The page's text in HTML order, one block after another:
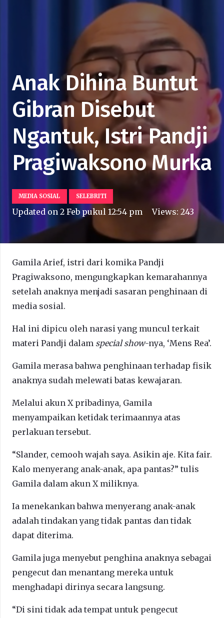
Anak Dihina Buntut
Gibran Disebut
Ngantuk, Istri Pandji
Pragiwaksono Murka
MEDIA SOSIAL SELEBRITI
Updated on 2 Feb pukul 12:54 pm Views:243
Gamila Arief, istri dari komika Pandji
Pragiwaksono, mengungkapkan kemarahannya
setelah anaknya menjadi sasaran penghinaan di
media sosial.
Hal ini dipicu oleh narasi yang muncul terkait
materi Pandji dalam special show-nya, ‘Mens Rea’.
Gamila merasa bahwa penghinaan terhadap fisik
anaknya sudah melewati batas kewajaran.
Melalui akun X pribadinya, Gamila
menyampaikan ketidak terimaannya atas
perlakuan tersebut.
“Slander, cemooh wajah saya. Asikin aje. Kita fair.
Kalo menyerang anak-anak, apa pantas?” tulis
Gamila dalam akun X miliknya.
Ia menekankan bahwa menyerang anak-anak
adalah tindakan yang tidak pantas dan tidak
dapat diterima.
Gamila juga menyebut penghina anaknya sebagai
pengecut dan menantang mereka untuk
menghadapi dirinya secara langsung.
“Di sini tidak ada tempat untuk pengecut